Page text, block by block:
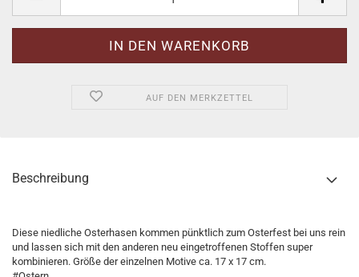
AUF DEN MERKZETTEL
Beschreibung
Diese niedliche Osterhasen kommen pünktlich zum Osterfest bei uns rein
und lassen sich mit den anderen neu eingetroffenen Stoffen super
kombinieren. Größe der einzelnen Motive ca. 17 x 17 cm.